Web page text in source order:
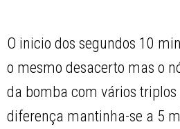
O inicio dos segundos 10
o mesmo desacerto mas o
da bomba com vários
diferença mantinha-se a 5